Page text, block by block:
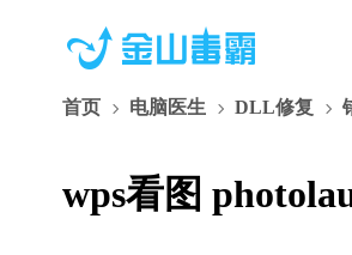
首页 电脑医生 DLL修复
wps看图